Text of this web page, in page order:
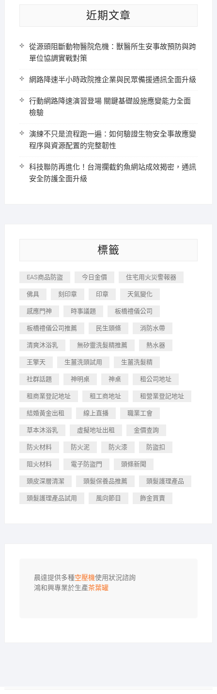
近期文章
從源頭阻斷動物醫院危機：獸醫所生安事故預防與跨
單位協調實戰對策
網路降速半小時政院推企業與民眾備援通訊全面升級
行動網路降速演習登場 關鍵基礎設施應變能力全面
檢驗
演練不只是流程跑一遍：如何驗證生物安全事故應變
程序與資源配置的完整韌性
科技聯防再進化！台灣攔截釣魚網站成效揭密，通訊
安全防護全面升級
標籤
EAS商品防盜 今日金價 住宅用火災警報器
佛具 刻印章 印章 天氣變化
感應門神 時事議題 板橋禮儀公司
板橋禮儀公司推薦 民生頭條 消防水帶
清爽沐浴乳 無矽靈洗髮精推薦 熱水器
王擎天 生薑洗頭試用 生薑洗髮精
社群話題 神明桌 神桌 租公司地址
租商業登記地址 租工商地址 租營業登記地址
結婚黃金出租 線上直播 職業工會
草本沐浴乳 虛擬地址出租 金價查詢
防火材料 防火泥 防火漆 防盜扣
阻火材料 電子防盜門 頭條新聞
頭皮深層清潔 頭髮保養品推薦 頭髮護理產品
頭髮護理產品試用 風向節目 飾金買賣
晨達提供多種空壓機使用狀況諮詢
鴻和興專業於生產茶葉罐